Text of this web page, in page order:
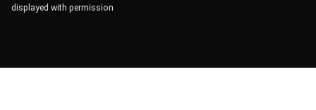
displayed with permission